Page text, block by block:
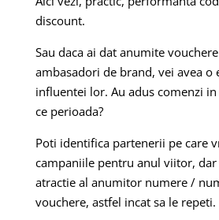
discount.
Sau daca ai dat anumite
ambasadori de brand, vei avea o
influentei lor. Au adus comenzi in
ce perioada?
Poti identifica partenerii pe care
campaniile pentru anul viitor,
atractie al anumitor numere /
vouchere, astfel incat sa le repeti.